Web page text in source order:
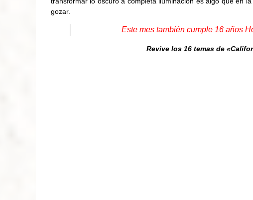
gozar.
Este mes también cumple 16 años
Revive los 16 temas de